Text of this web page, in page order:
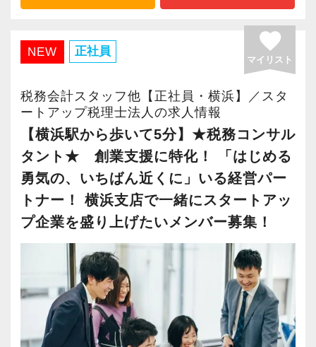
おりますので、当社で将来の不安なく働いてみ
【横浜の事務所はこんなオフィスです】
前例のない業務でも「まずはやってみよう」と
いう姿勢で業務に取り組んでいるスタッフが多
く活躍しています。
20～30代の意欲ある若手が多く、何かと話し声
が飛び交う活気ある職場です。
例えば、
「▲▲社の税務調査について相談があって…」
「ちょっとやってみたいことが」
など、相談・雑談・声かけなど会話の種類を問
わず誰もが気軽にコミュニケーションを楽しめ
る雰囲気があります。
後「新宿オフィス」「大阪オフィス」「錦糸町
さらに2022年12月には「柏オフィス」を開設
し、2025年には大阪オフィスを増床するなど、
事業拡大を続けています。
安定性抜群の環境で自己成長を実現できます。
社員の持つ「やる・やりたい」という気持ちを
大事にしているため、資格を持っていなくて
も、スピーディーなキャリアアップが可能で
す！
充実した実務重視のOJTで、安心して職務経験
と知識をゼロから身に付けられます！
税務・会計の経験と知識を磨きながらステップ
アップを目指しませんか？
NEW 正社員 favorite
マイリスト
税務会計スタッフ他【正社員・横浜】／スタ
ートアップ税理士法人の求人情報
【横浜駅から歩いて5分】★税務コンサル
タント★ 創業支援に特化！ 「はじめる
勇気の、いちばん近くに」いる経営パー
トナー！ 横浜支店で一緒にスタートアッ
プ企業を盛り上げたいメンバー募集！